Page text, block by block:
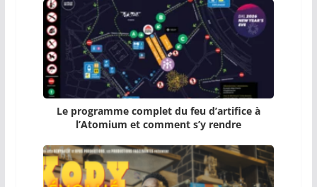
Le programme complet du feu d’artifice à
l’Atomium et comment s’y rendre